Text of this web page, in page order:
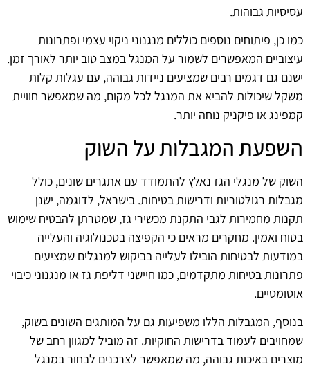
עסיסיות גבוהות.
כמו כן, פיתוחים נוספים כוללים מנגנוני ניקוי עצמי ופתרונות
עיצוביים המאפשרים לשמור על המנגל במצב טוב יותר לאורך זמן.
ישנם גם דגמים רבים שמציעים ניידות גבוהה, עם עגלות קלות
משקל שיכולות להביא את המנגל לכל מקום, מה שמאפשר חוויית
קמפינג או פיקניק נוחה יותר.
השפעת המגבלות על השוק
השוק של מנגלי הגז נאלץ להתמודד עם אתגרים שונים, כולל
מגבלות רגולטוריות ודרישות בטיחות. בישראל, לדוגמה, ישנן
תקנות מחמירות לגבי התקנת מכשירי גז, שמטרתן להבטיח שימוש
בטוח ואמין. מחקרים מראים כי הקפיצה בטכנולוגיה והעלייה
במודעות לבטיחות הובילו לעלייה בביקוש למנגלים שמציעים
פתרונות בטיחות מתקדמים, כמו חיישני דליפת גז או מנגנוני כיבוי
אוטומטיים.
בנוסף, המגבלות הללו משפיעות גם על המותגים השונים בשוק,
שמחויבים לעמוד בדרישות החוקיות. זה מוביל למגוון רחב של
מוצרים באיכות גבוהה, מה שמאפשר לצרכנים לבחור במנגל